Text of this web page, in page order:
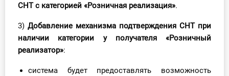
СНТ с категорией «Розничная реализация».
3) Добавление механизма подтверждения СНТ при
наличии категории у получателя «Розничный
реализатор»:
система будет предоставлять возможность